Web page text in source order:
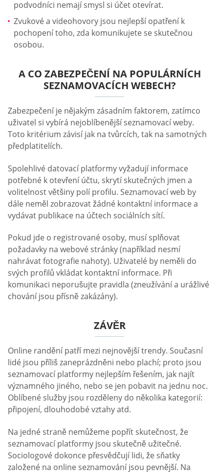
podvodníci nemají smysl si účet otevírat.
Zvukové a videohovory jsou nejlepší opatření k
pochopení toho, zda komunikujete se skutečnou
osobou.
A CO ZABEZPEČENÍ NA POPULÁRNÍCH
SEZNAMOVACÍCH WEBECH?
Zabezpečení je nějakým zásadním faktorem, zatímco
uživatel si vybírá nejoblíbenější seznamovací weby.
Toto kritérium závisí jak na tvůrcích, tak na samotných
předplatitelích.
Spolehlivé datovací platformy vyžadují informace
potřebné k otevření účtu, skrytí skutečných jmen a
volitelnost většiny polí profilu. Seznamovací web by
dále neměl zobrazovat žádné kontaktní informace a
vydávat publikace na účtech sociálních sítí.
Pokud jde o registrované osoby, musí splňovat
požadavky na webové stránky (například nesmí
nahrávat fotografie nahoty). Uživatelé by neměli do
svých profilů vkládat kontaktní informace. Při
komunikaci neporušujte pravidla (zneužívání a urážlivé
chování jsou přísně zakázány).
ZÁVĚR
Online randění patří mezi nejnovější trendy. Současní
lidé jsou příliš zaneprázdněni nebo plachí; proto jsou
seznamovací platformy nejlepším řešením, jak najít
významného jiného, nebo se jen pobavit na jednu noc.
Oblíbené služby jsou rozděleny do několika kategorií:
připojení, dlouhodobé vztahy atd.
Na jedné straně nemůžeme popřít skutečnost, že
seznamovací platformy jsou skutečně užitečné.
Sociologové dokonce přesvědčují lidi, že sňatky
založené na online seznamování jsou pevnější. Na